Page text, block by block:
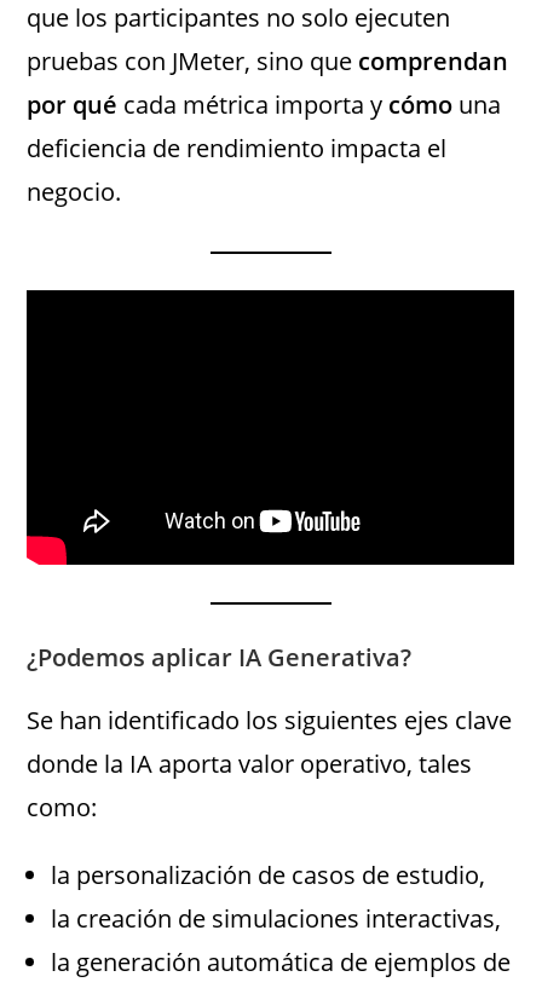
que los participantes no solo ejecuten
pruebas con JMeter, sino que comprendan
por qué cada métrica importa y cómo una
deficiencia de rendimiento impacta el
negocio.
¿Podemos aplicar IA Generativa?
Se han identificado los siguientes ejes clave
donde la IA aporta valor operativo, tales
como:
la personalización de casos de estudio,
la creación de simulaciones interactivas,
la generación automática de ejemplos de